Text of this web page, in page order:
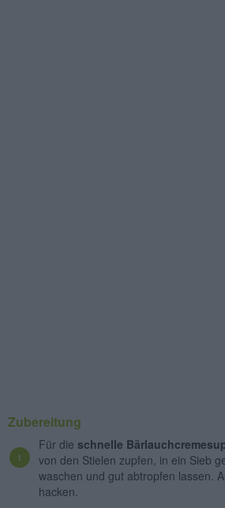
Zubereitung
Für die schnelle
von den Stielen zupfen, in ein Sieb
waschen und gut abtropfen lassen.
hacken.